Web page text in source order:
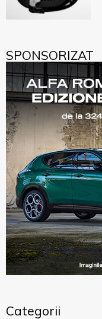
SPONSORIZAT
Categorii